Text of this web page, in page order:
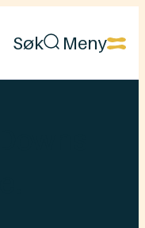
Søk Meny